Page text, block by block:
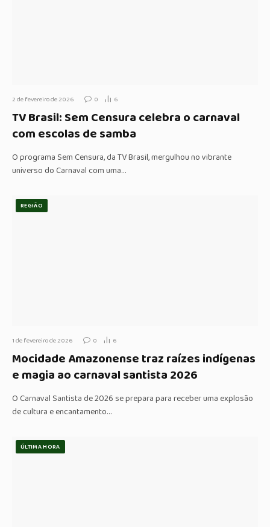
2 de fevereiro de 2026 0 6
TV Brasil: Sem Censura celebra o carnaval
com escolas de samba
O programa Sem Censura, da TV Brasil, mergulhou no vibrante
universo do Carnaval com uma…
REGIÃO
1 de fevereiro de 2026 0 6
Mocidade Amazonense traz raízes indígenas
e magia ao carnaval santista 2026
O Carnaval Santista de 2026 se prepara para receber uma explosão
de cultura e encantamento…
ÚLTIMA HORA